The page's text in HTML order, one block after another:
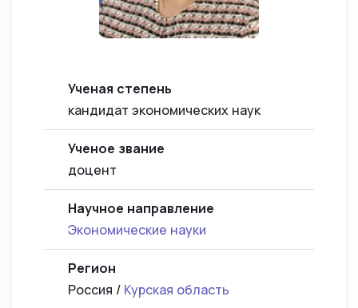
Ученая степень
кандидат экономических наук
Ученое звание
доцент
Научное направление
Экономические науки
Регион
Россия / Курская область